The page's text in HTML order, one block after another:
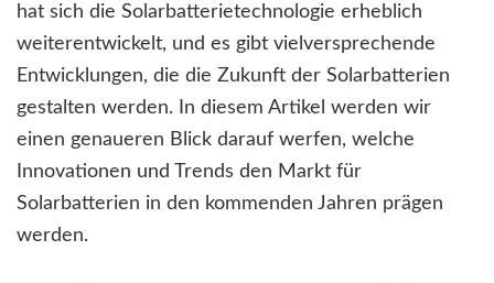
hat sich die Solarbatterietechnologie erheblich
weiterentwickelt, und es gibt vielversprechende
Entwicklungen, die die Zukunft der Solarbatterien
gestalten werden. In diesem Artikel werden wir
einen genaueren Blick darauf werfen, welche
Innovationen und Trends den Markt für
Solarbatterien in den kommenden Jahren prägen
werden.